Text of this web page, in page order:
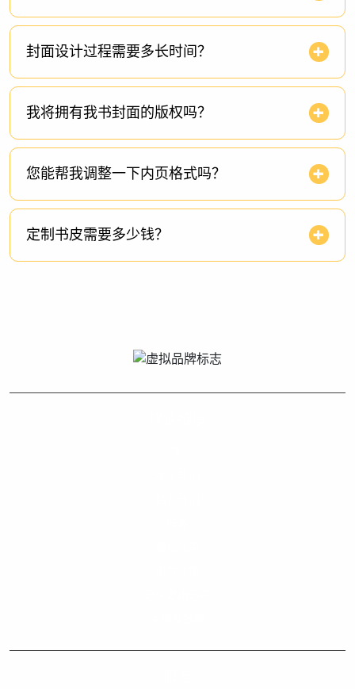
封面设计过程需要多长时间？
我将拥有我书封面的版权吗？
您能帮我调整一下内页格式吗？
定制书皮需要多少钱？